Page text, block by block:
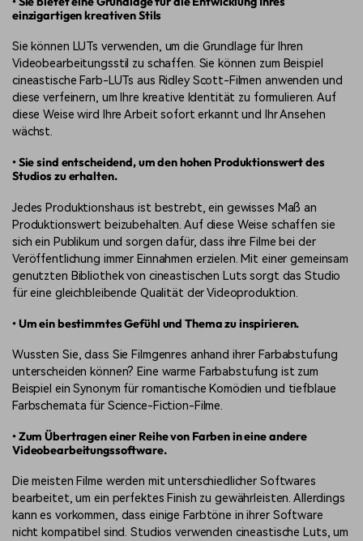
einzigartigen kreativen Stils
Sie können LUTs verwenden, um die Grundlage für Ihren
Videobearbeitungsstil zu schaffen. Sie können zum Beispiel
cineastische Farb-LUTs aus Ridley Scott-Filmen anwenden und
diese verfeinern, um Ihre kreative Identität zu formulieren. Auf
diese Weise wird Ihre Arbeit sofort erkannt und Ihr Ansehen
wächst.
• Sie sind entscheidend, um den hohen Produktionswert des
Studios zu erhalten.
Jedes Produktionshaus ist bestrebt, ein gewisses Maß an
Produktionswert beizubehalten. Auf diese Weise schaffen sie
sich ein Publikum und sorgen dafür, dass ihre Filme bei der
Veröffentlichung immer Einnahmen erzielen. Mit einer gemeinsam
genutzten Bibliothek von cineastischen Luts sorgt das Studio
für eine gleichbleibende Qualität der Videoproduktion.
• Um ein bestimmtes Gefühl und Thema zu inspirieren.
Wussten Sie, dass Sie Filmgenres anhand ihrer Farbabstufung
unterscheiden können? Eine warme Farbabstufung ist zum
Beispiel ein Synonym für romantische Komödien und tiefblaue
Farbschemata für Science-Fiction-Filme.
• Zum Übertragen einer Reihe von Farben in eine andere
Videobearbeitungssoftware.
Die meisten Filme werden mit unterschiedlicher Softwares
bearbeitet, um ein perfektes Finish zu gewährleisten. Allerdings
kann es vorkommen, dass einige Farbtöne in ihrer Software
nicht kompatibel sind. Studios verwenden cineastische Luts, um